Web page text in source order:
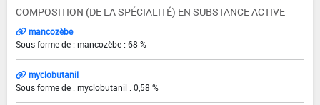
COMPOSITION (DE LA SPÉCIALITÉ) EN SUBSTANCE ACTIVE
mancozèbe
Sous forme de : mancozèbe : 68 %
myclobutanil
Sous forme de : myclobutanil : 0,58 %